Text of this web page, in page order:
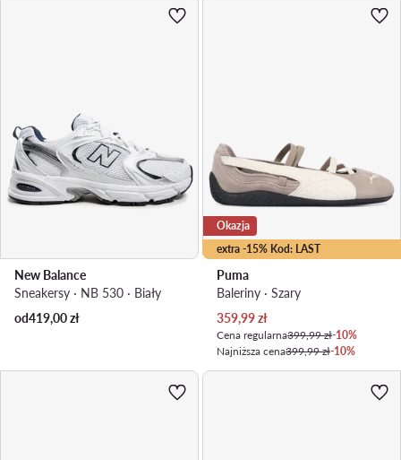
New Balance
Sneakersy · NB 530 · Biały
od419,00zł
extra -15% Kod: LAST
Okazja
Puma
Baleriny · Szary
Aktualna cena
359,99zł
Cena regularna399,99 zł-10%
Najniższa cena399,99 zł-10%